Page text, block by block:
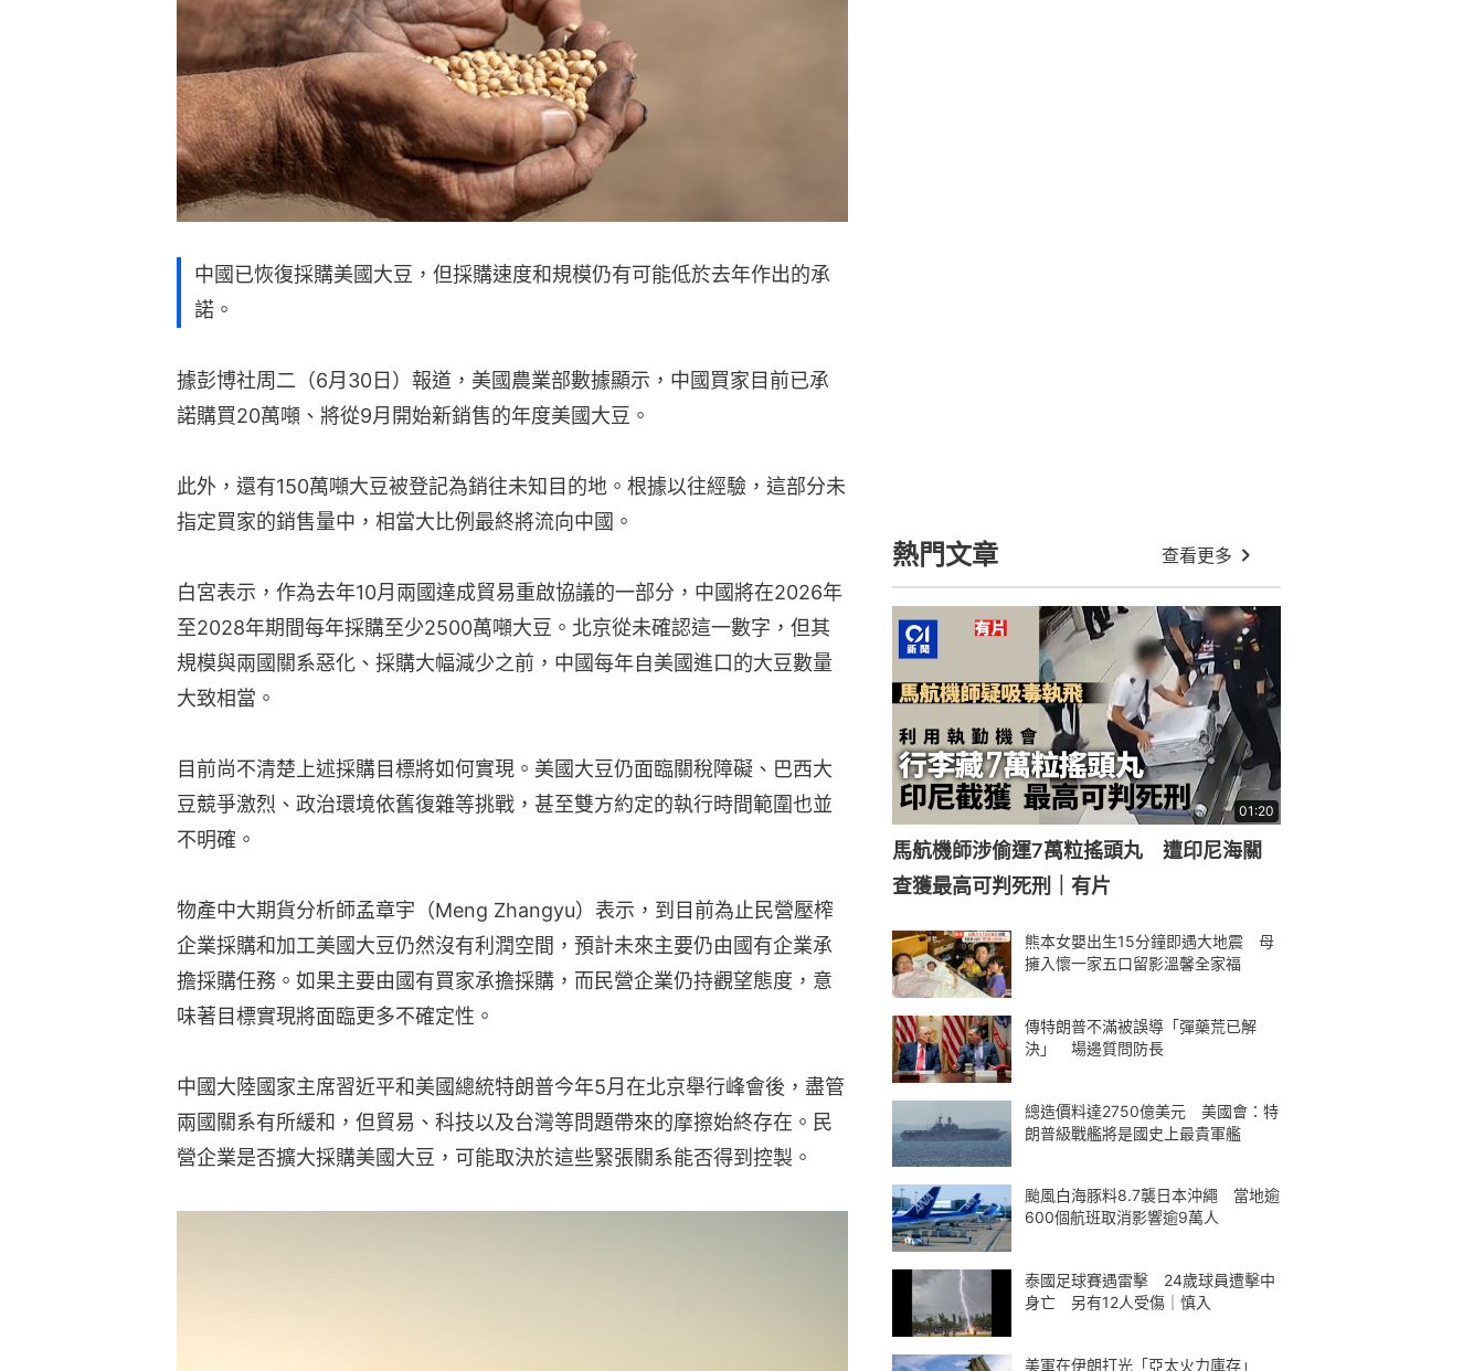
中國已恢復採購美國大豆，但採購速度和規模仍有可能低於去年作出的承
諾。
據彭博社周二（6月30日）報道，美國農業部數據顯示，中國買家目前已承
諾購買20萬噸、將從9月開始新銷售的年度美國大豆。
此外，還有150萬噸大豆被登記為銷往未知目的地。根據以往經驗，這部分未
指定買家的銷售量中，相當大比例最終將流向中國。
白宮表示，作為去年10月兩國達成貿易重啟協議的一部分，中國將在2026年
至2028年期間每年採購至少2500萬噸大豆。北京從未確認這一數字，但其
規模與兩國關系惡化、採購大幅減少之前，中國每年自美國進口的大豆數量
大致相當。
目前尚不清楚上述採購目標將如何實現。美國大豆仍面臨關稅障礙、巴西大
豆競爭激烈、政治環境依舊復雜等挑戰，甚至雙方約定的執行時間範圍也並
不明確。
物產中大期貨分析師孟章宇（Meng Zhangyu）表示，到目前為止民營壓榨
企業採購和加工美國大豆仍然沒有利潤空間，預計未來主要仍由國有企業承
擔採購任務。如果主要由國有買家承擔採購，而民營企業仍持觀望態度，意
味著目標實現將面臨更多不確定性。
中國大陸國家主席習近平和美國總統特朗普今年5月在北京舉行峰會後，盡管
兩國關系有所緩和，但貿易、科技以及台灣等問題帶來的摩擦始終存在。民
營企業是否擴大採購美國大豆，可能取決於這些緊張關系能否得到控製。
熱門文章 查看更多
01:20
馬航機師涉偷運7萬粒搖頭丸 遭印尼海關
查獲最高可判死刑｜有片
熊本女嬰出生15分鐘即遇大地震 母
擁入懷一家五口留影溫馨全家福
傳特朗普不滿被誤導「彈藥荒已解
決」 場邊質問防長
總造價料達2750億美元 美國會：特
朗普級戰艦將是國史上最貴軍艦
颱風白海豚料8.7襲日本沖繩 當地逾
600個航班取消影響逾9萬人
泰國足球賽遇雷擊 24歲球員遭擊中
身亡 另有12人受傷｜慎入
美軍在伊朗打光「亞太火力庫存」